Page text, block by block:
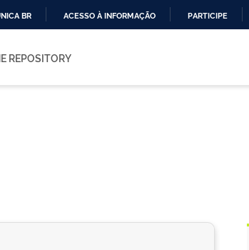
O
BR ACESSO À INFORMAÇÃO PARTICIPE
REPOSITORY